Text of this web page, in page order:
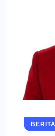
BERITA